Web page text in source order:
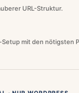
URL-Struktur.
mit den nötigsten